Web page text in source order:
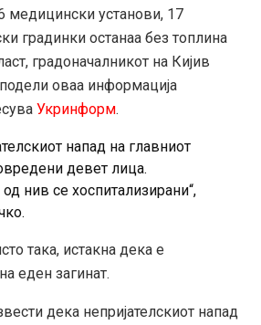
медицински установи, 17
градинки останаа без топлина
градоначалникот на Кијив
оваа информација
Укринформ.
напад на главниот
девет лица.
нив се хоспитализирани“,
така, истакна дека е
еден загинат.
дека непријателскиот напад